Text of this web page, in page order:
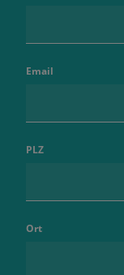
Email
PLZ
Ort